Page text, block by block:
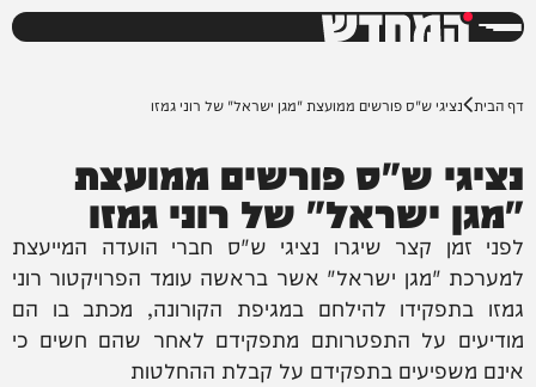
המחדש
דף הבית נציגי ש"ס פורשים ממועצת "מגן ישראל" של רוני גמזו
נציגי ש"ס פורשים ממועצת
"מגן ישראל" של רוני גמזו
לפני זמן קצר שיגרו נציגי ש"ס חברי הועדה המייעצת
למערכת "מגן ישראל" אשר בראשה עומד הפרויקטור רוני
גמזו בתפקידו להילחם במגיפת הקורונה, מכתב בו הם
מודיעים על התפטרותם מתפקידם לאחר שהם חשים כי
אינם משפיעים בתפקידם על קבלת ההחלטות